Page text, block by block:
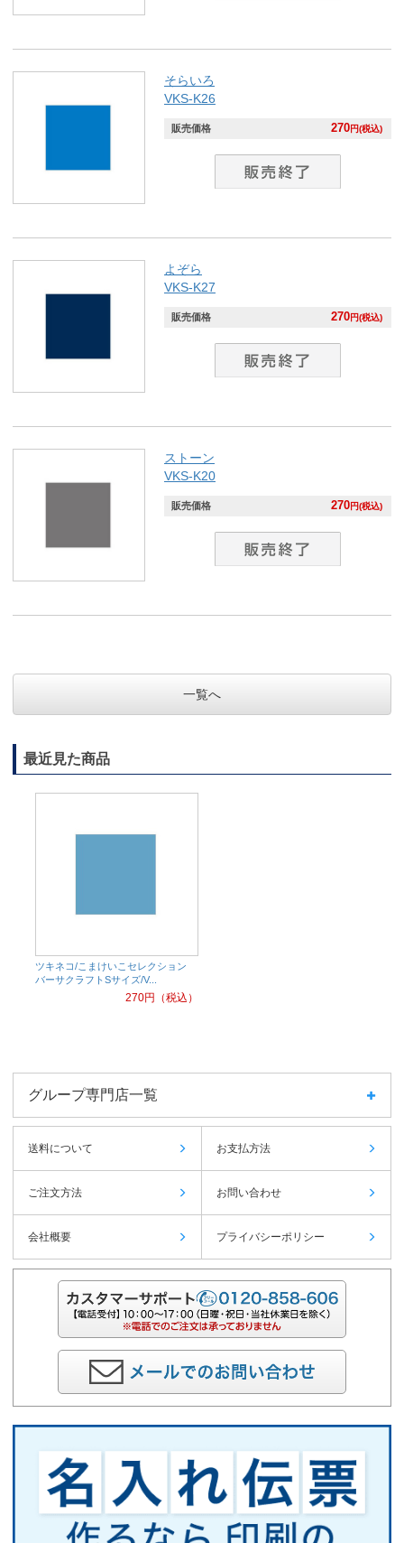
そらいろ
VKS-K26
販売価格 270円(税込)
よぞら
VKS-K27
販売価格 270円(税込)
ストーン
VKS-K20
販売価格 270円(税込)
一覧へ
最近見た商品
ツキネコ/こまけいこセレクション
バーサクラフトSサイズ/V...
270円（税込）
グループ専門店一覧
送料について お支払方法
ご注文方法 お問い合わせ
会社概要 プライバシーポリシー